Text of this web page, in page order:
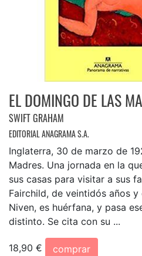
EL DOMINGO DE LAS
SWIFT GRAHAM
EDITORIAL ANAGRAMA S.A.
Inglaterra, 30 de marzo de
Madres. Una jornada en la
sus casas para visitar a sus
Fairchild, de veintidós años
Niven, es huérfana, y pasa
distinto. Se cita con su ...
18,90 €
comprar